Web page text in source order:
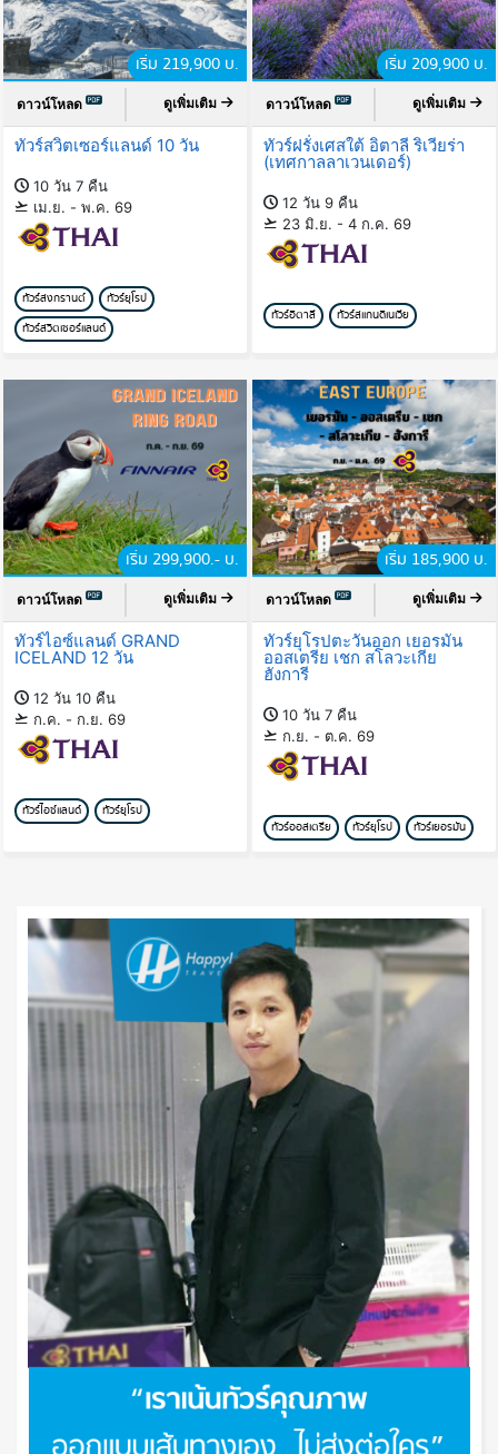
เริ่ม 219,900 บ.
ทัวร์สวิตเซอร์แลนด์ 10 วัน
10 วัน 7 คืน
เม.ย. - พ.ค. 69
ทัวร์สงกรานต์
ทัวร์ยุโรป
ทัวร์สวิตเซอร์แลนด์
ดาวน์โหลด ดูเพิ่มเติม
เริ่ม 209,900 บ.
ทัวร์ฝรั่งเศสใต้ อิตาลี ริเวียร่า
(เทศกาลลาเวนเดอร์)
12 วัน 9 คืน
23 มิ.ย. - 4 ก.ค. 69
ทัวร์อิตาลี ทัวร์สแกนดิเนเวีย
ดาวน์โหลด ดูเพิ่มเติม
เริ่ม 299,900.- บ.
ทัวร์ไอซ์แลนด์ GRAND
ICELAND 12 วัน
12 วัน 10 คืน
ก.ค. - ก.ย. 69
ทัวร์ไอซ์แลนด์ ทัวร์ยุโรป
ดาวน์โหลด ดูเพิ่มเติม
เริ่ม 185,900 บ.
ทัวร์ยุโรปตะวันออก เยอรมัน
ออสเตรีย เชก สโลวะเกีย
ฮังการี
10 วัน 7 คืน
ก.ย. - ต.ค. 69
ทัวร์ออสเตรีย ทัวร์ยุโรป ทัวร์เยอรมัน
ดาวน์โหลด ดูเพิ่มเติม